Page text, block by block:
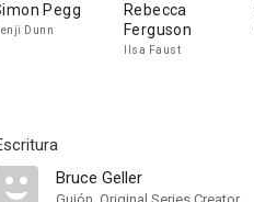
Pegg
Dunn
Rebecca
Ferguson
Ilsa Faust
Bruce Geller